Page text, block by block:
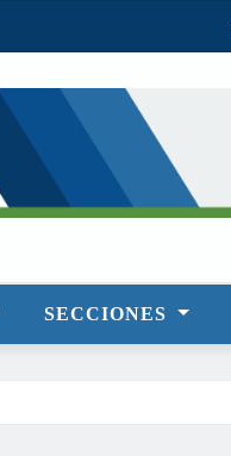
SECCIONES